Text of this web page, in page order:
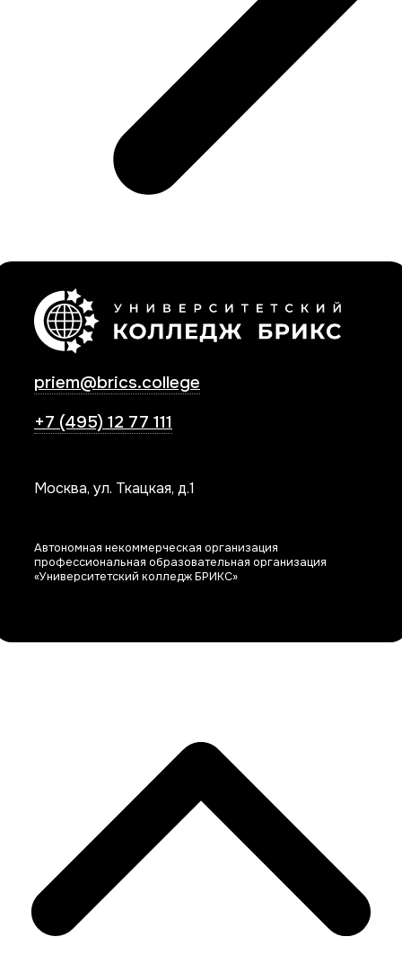
priem@brics.college
+7 (495) 12 77 111
Москва, ул. Ткацкая, д.1
Автономная некоммерческая организация
профессиональная образовательная организация
«Университетский колледж БРИКС»